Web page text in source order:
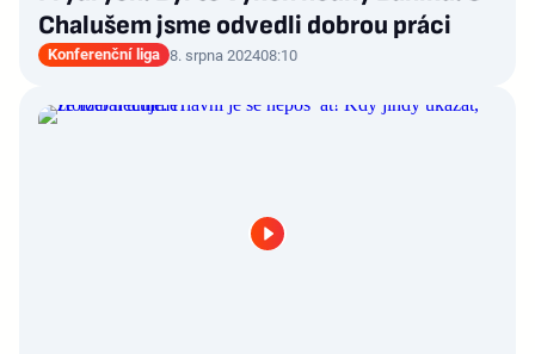
Chalušem jsme odvedli dobrou práci
Konferenční liga 8. srpna 202408:10